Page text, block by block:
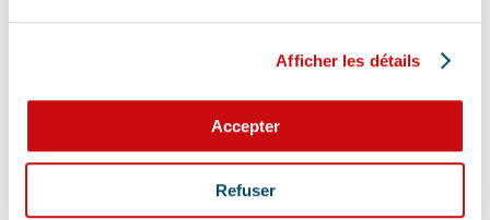
Afficher les détails
Accepter
Refuser
votre chat, chien ou autre nouvel animal de compagnie ne va
Différentes causes peuvent être à l’origine d’une urgence pour
votre compagnon. Il peut s’agir en effet d’un épillet, d’une
réaction allergique avec œdème de Quincke, d’une intoxication
ou envenimation, d’un syndrome dilatation torsion de
l’estomac chez le chien, d’une mise bas, d’une infection